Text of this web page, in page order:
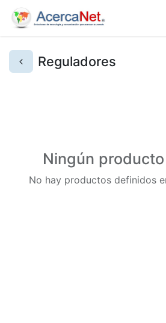
Reguladores
Ningún
No hay productos definidos